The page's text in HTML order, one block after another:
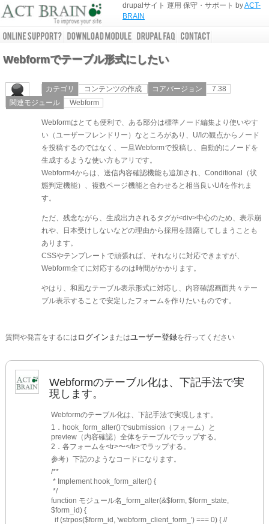
drupalサイト 運用 保守・サポート byACT-
BRAIN
Webformでテーブル形式にしたい
カテゴリ コンテンツの作成 コアバージョン
7.38
関連モジュール
Webform
Webformはとても便利で、ある部分は標準ノード編集より使いやす
い（ユーザーフレンドリー）なところがあり、U/Iの観点からノード
を投稿するのではなく、一旦Webformで投稿し、自動的にノードを
生成するような使い方もアリです。
Webform4からは、送信内容確認機能も追加され、Conditional（状
態判定機能）、複数ページ機能と合わせると相当良いU/Iを作れま
す。
ただ、残念ながら、生成出力されるタグが<div>中心のため、表示崩
れや、日本受けしないなどの理由から採用を躊躇してしまうことも
あります。
CSSやテンプレートで頑張れば、それなりに対応できますが、
Webform全てに対応するのは時間がかかります。
やはり、和風なテーブル表示形式に対応し、内容確認画面共々テー
ブル表示することで安定したフォームを作りたいものです。
質問や発言をするには ログイン またはユーザー登録を行ってください
Webformのテーブル化は、下記手法で実
現します。
Webformのテーブル化は、下記手法で実現します。
1．hook_form_alter()でsubmission（フォーム）と
preview（内容確認）全体をテーブルでラップする。
2．各フォームを<tr>〜</tr>でラップする。
参考）下記のようなコードになります。
/**
* Implement hook_form_alter() {
*/
function モジュール名_form_alter(&$form, $form_state,
$form_id) {